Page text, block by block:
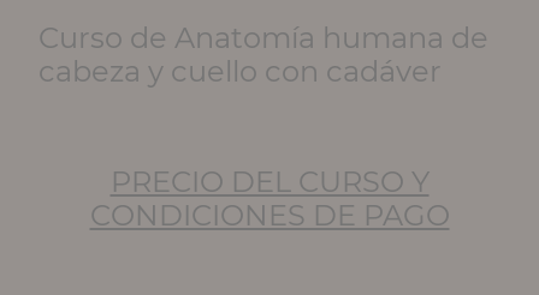
Curso de Anatomía humana de
cabeza y cuello con cadáver
PRECIO DEL CURSO Y
CONDICIONES DE PAGO